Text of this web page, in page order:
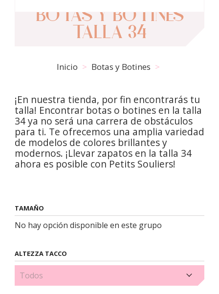
BOTAS Y BOTINES
TALLA 34
Inicio Botas y Botines
¡En nuestra tienda, por fin encontrarás tu
talla! Encontrar botas o botines en la talla
34 ya no será una carrera de obstáculos
para ti. Te ofrecemos una amplia variedad
de modelos de colores brillantes y
modernos. ¡Llevar zapatos en la talla 34
ahora es posible con Petits Souliers!
TAMAÑO
No hay opción disponible en este grupo
ALTEZZA TACCO
2cm (1)